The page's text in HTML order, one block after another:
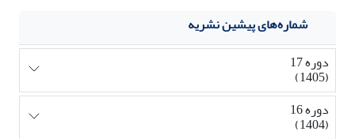
شماره‌های پیشین نشریه
دوره 17
(1405)
دوره 16
(1404)